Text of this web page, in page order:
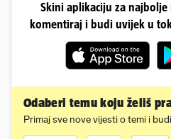
Skini aplikaciju za
komentiraj i budi uvijek u
Odaberi temu koju želiš
Primaj sve nove vijesti o temi i